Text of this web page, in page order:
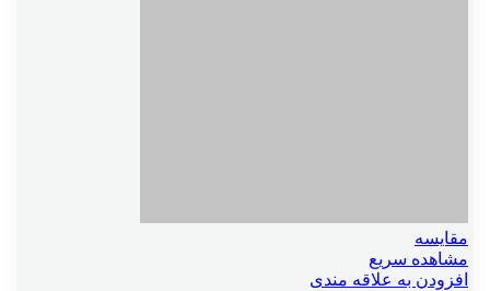
مقایسه
مشاهده سریع
افزودن به علاقه مندی